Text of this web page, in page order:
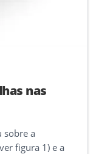
nas
sobre a
figura 1) e a